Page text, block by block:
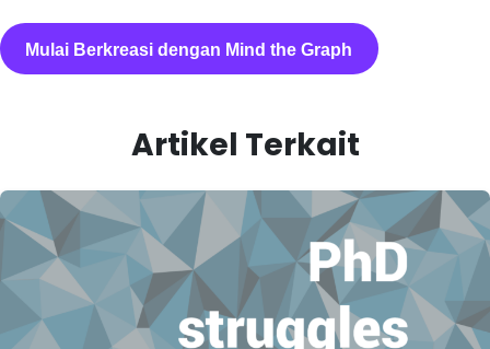
Mulai Berkreasi dengan Mind the Graph
Artikel Terkait